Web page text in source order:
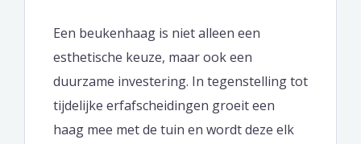
Een beukenhaag is niet alleen een
esthetische keuze, maar ook een
duurzame investering. In tegenstelling tot
tijdelijke erfafscheidingen groeit een
haag mee met de tuin en wordt deze elk